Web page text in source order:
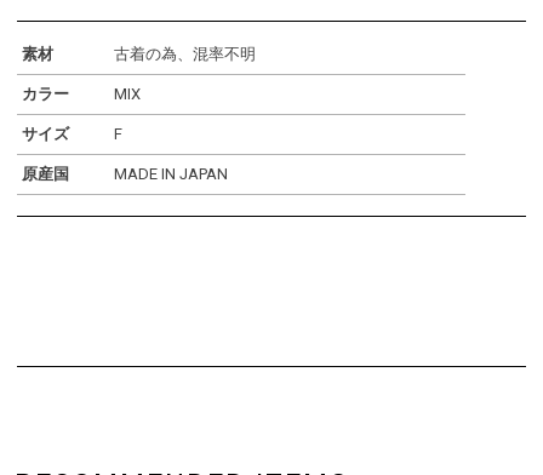
素材 古着の為、混率不明
カラー MIX
サイズ F
原産国 MADE IN JAPAN